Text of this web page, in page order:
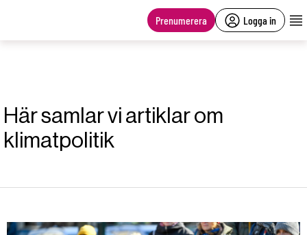
Prenumerera Logga in
Här samlar vi artiklar om
klimatpolitik